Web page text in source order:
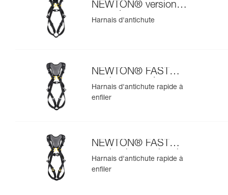
NEWTON® version
européenne
Harnais d'antichute
NEWTON® FAST
version européenne
Harnais d'antichute rapide à
enfiler
NEWTON® FAST
version internationale
Harnais d'antichute rapide à
enfiler